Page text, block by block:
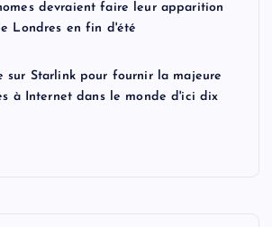
devraient faire leur apparition
Londres en fin d'été
sur Starlink pour fournir la majeure
à Internet dans le monde d'ici dix